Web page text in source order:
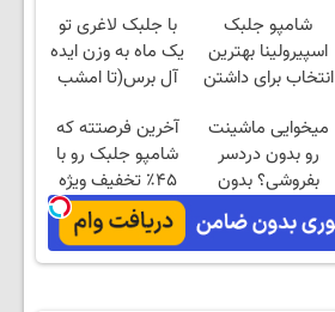
شامپو جلبک
اسپیرولینا بهترین
انتخاب برای داشتن
با جلبک لاغری تو
یک ماه به وزن ایده
آل برس(تا امشب
میخوایی ماشینت
رو بدون دردسر
بفروشی؟ بدون
کمیسیون
آخرین فرصتته که
شامپو جلبک رو با
۴۵٪ تخفیف ویژه
سفارش بدی